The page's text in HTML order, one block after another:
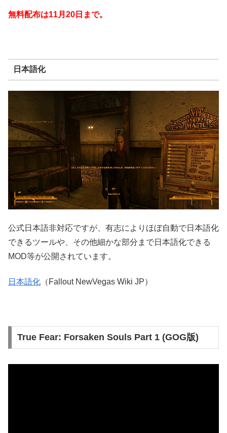
無料配布は11月20日 まで。
日本語化
公式日本語非対応ですが、有志によりほぼ自動で日本語化
できるツールや、その他細かな部分まで日本語化できる
MOD等が公開されています。
日本語化 （Fallout NewVegas Wiki JP）
True Fear: Forsaken Souls Part 1 (GOG版)